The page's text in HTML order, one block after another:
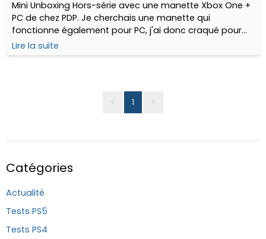
Mini Unboxing Hors-série avec une manette Xbox One +
PC de chez PDP. Je cherchais une manette qui
fonctionne également pour PC, j'ai donc craqué pour
de l'entrée de gamme (filaire) compatible Xbox One.
Lire la suite
< 1 >
Catégories
Actualité
Tests PS5
Tests PS4